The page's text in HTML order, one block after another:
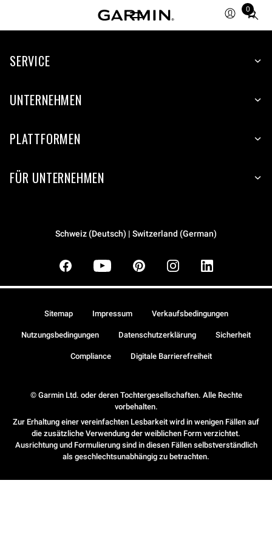
0
Total
items
cart:
SERVICE
UNTERNEHMEN
PLATTFORMEN
FÜR UNTERNEHMEN
Schweiz (Deutsch) | Switzerland (German)
© Garmin Ltd. oder deren Tochtergesellschaften. Alle Rechte
vorbehalten.
Zur Erhaltung einer vereinfachten Lesbarkeit wird in wenigen Fällen auf
die zusätzliche Verwendung der weiblichen Form verzichtet.
Ausrichtung und Formulierung sind in diesen Fällen selbstverständlich
als geschlechtsunabhängig zu betrachten.
Sitemap Impressum Verkaufsbedingungen
Nutzungsbedingungen Datenschutzerklärung Sicherheit
Compliance Digitale Barrierefreiheit